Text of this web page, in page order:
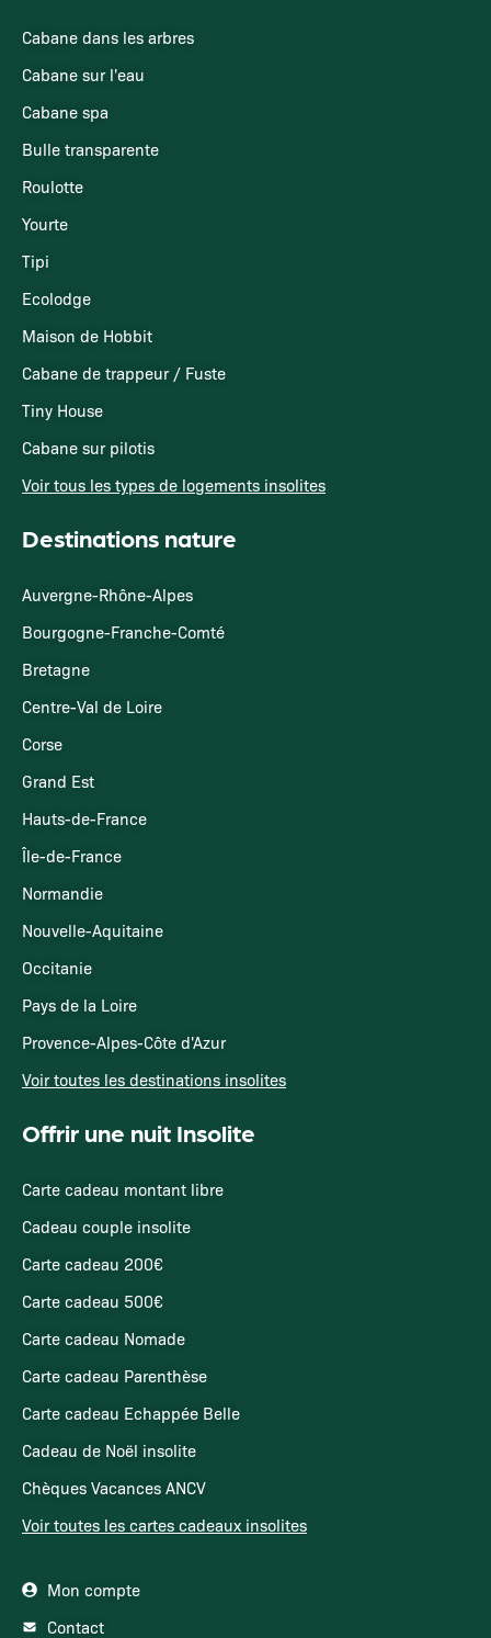
Cabane dans les arbres
Cabane sur l'eau
Cabane spa
Bulle transparente
Roulotte
Yourte
Tipi
Ecolodge
Maison de Hobbit
Cabane de trappeur / Fuste
Tiny House
Cabane sur pilotis
Voir tous les types de logements insolites
Destinations nature
Auvergne-Rhône-Alpes
Bourgogne-Franche-Comté
Bretagne
Centre-Val de Loire
Corse
Grand Est
Hauts-de-France
Île-de-France
Normandie
Nouvelle-Aquitaine
Occitanie
Pays de la Loire
Provence-Alpes-Côte d'Azur
Voir toutes les destinations insolites
Offrir une nuit Insolite
Carte cadeau montant libre
Cadeau couple insolite
Carte cadeau 200€
Carte cadeau 500€
Carte cadeau Nomade
Carte cadeau Parenthèse
Carte cadeau Echappée Belle
Cadeau de Noël insolite
Chèques Vacances ANCV
Voir toutes les cartes cadeaux insolites
Mon compte
Contact